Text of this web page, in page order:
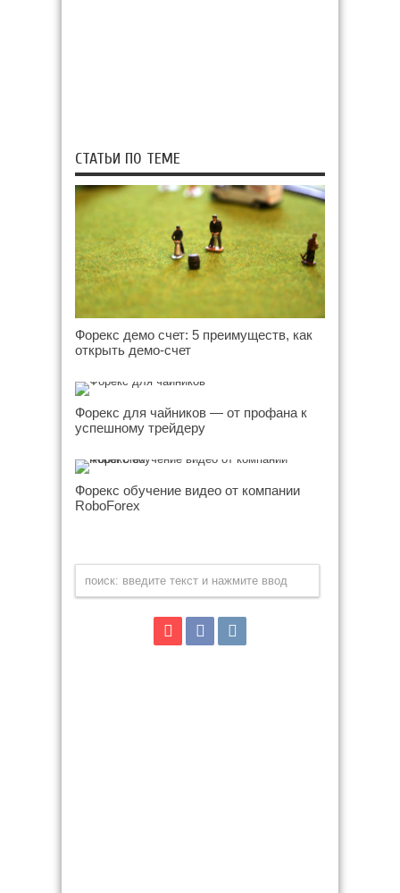
СТАТЬИ ПО ТЕМЕ
Форекс демо счет: 5 преимуществ, как
открыть демо-счет
Форекс для чайников — от профана к
успешному трейдеру
Форекс обучение видео от компании
RoboForex